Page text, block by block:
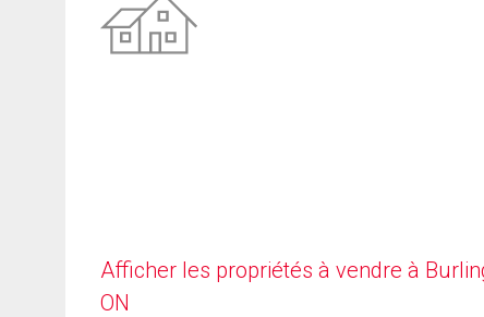
Afficher les propriétés à vendre à
ON